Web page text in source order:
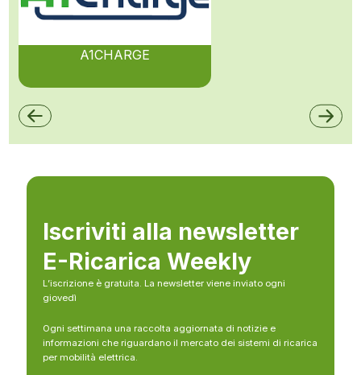
A1CHARGE
Iscriviti alla newsletter
E-Ricarica Weekly
L’iscrizione è gratuita. La newsletter viene inviato ogni
giovedì
Ogni settimana una raccolta aggiornata di notizie e
informazioni che riguardano il mercato dei sistemi di ricarica
per mobilità elettrica.